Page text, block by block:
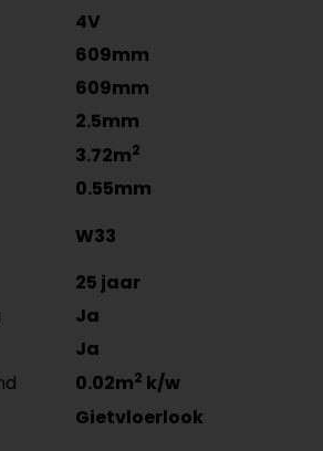
70x12mm
90x12mm
5556.0914.19
mm, € 16,95 p/st
€ 20,95 p/st
gelakt 5554.1211.19
mm, € 21,95 p/st
4V
609mm
609mm
2.5mm
3.72m2
0.55mm
W33
25 jaar
Ja
Ja
0.02m2 k/w
Gietvloerlook